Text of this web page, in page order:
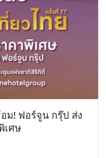
ม! ฟอร์จูน กรุ๊ป ส่ง
เศษ